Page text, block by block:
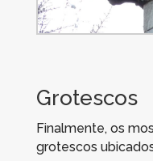
Grotescos
Finalmente, os
grotescos